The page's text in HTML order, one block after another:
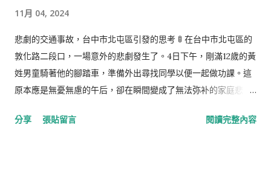
傷的深淵，泣不成聲，但其內心的關懷與堅韌依然堅守佛祖的教
誨。他積極尋找各種途徑去延續妻子的生命，願意捐肝，願意赴
香港尋求援助，都是為了不讓愛妻的生命之火熄滅。即使泯然於
人群之中的他，還是如佛陀般廣施慈悲。 最終，Kate於2022年
離開了這個世界， 張洪量 在忍受失去愛妻的痛苦中，仍舊肩負起
哀傷與愛的力量。他的淚水，不只是對過往的緬懷，更是對未來
11月 04, 2024
悲劇的交通事故，台中市北屯區引發的思考 🚦 在台中市北屯區的
敦化路二段口，一場意外的悲劇發生了。4日下午，剛滿12歲的黃
姓男童騎著他的腳踏車，準備外出尋找同學以便一起做功課。這
原本應是無憂無慮的午后，卻在瞬間變成了無法弥补的家庭悲
駕駛的電動機車相撞，隨後被另一輛由傅姓駕駛的休旅車輾過。
分享 張貼留言 閱讀完整內容